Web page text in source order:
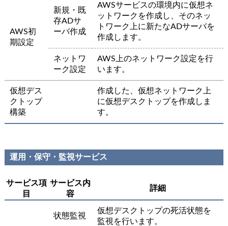
AWS初
期設定
新規・既
存ADサ
ーバ作成
AWSサービスの環境内に仮想ネ
ットワークを作成し、そのネッ
トワーク上に新たなADサーバを
作成します。
ネットワ
ーク設定
AWS上のネットワーク設定を行
います。
仮想デス
クトップ
構築
作成した、仮想ネットワーク上
に仮想デスクトップを作成しま
す。
運用・保守・監視サービス
サービス項
目
サービス内
容
詳細
状態監視
仮想デスクトップの死活状態を
監視を行います。